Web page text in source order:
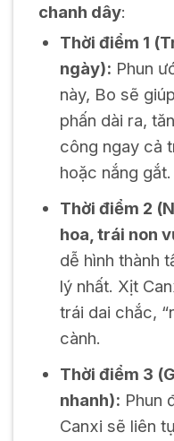
chanh dây:
Thời điểm 1
ngày): Phun
này, Bo sẽ
phấn dài ra,
công ngay cả
hoặc nắng gắt.
Thời điểm 2
hoa, trái non
dễ hình thành
lý nhất. Xịt
trái dai chắc,
cành.
Thời điểm 3
nhanh): Phun
Canxi sẽ liên